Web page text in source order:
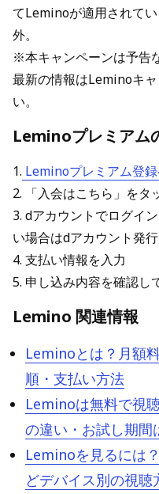
てLeminoが適用されて
外。
※本キャンペーンは予告
最新の情報はLeminoキ
い。
Leminoプレミアム
1. Leminoプレミアム登
2. 「入会はこちら」をタ
3. dアカウントでログイ
い場合はdアカウント発行
4. 支払い情報を入力
5. 申し込み内容を確認し
Lemino 関連情報
Leminoとは？月額
順・支払い方法
Leminoは無料で視
の違い・お試し期間
Leminoを見るには
どデバイス別の視聴